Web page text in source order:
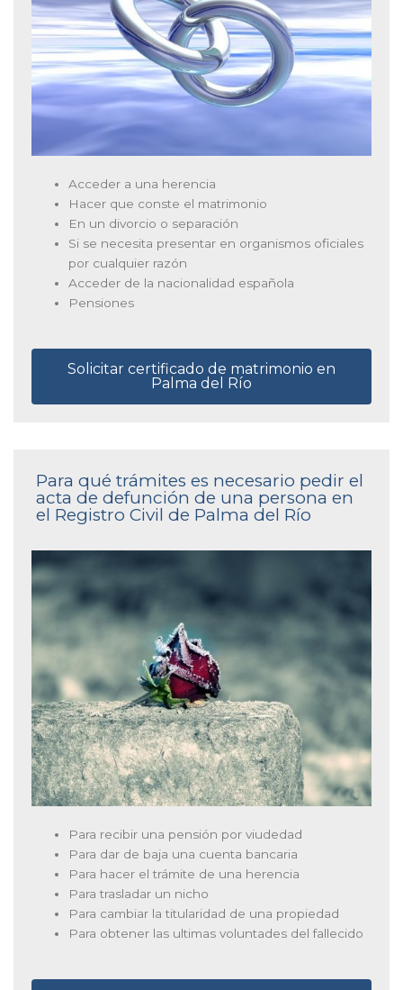
Acceder a una herencia
Hacer que conste el matrimonio
En un divorcio o separación
Si se necesita presentar en organismos oficiales
por cualquier razón
Acceder de la nacionalidad española
Pensiones
Solicitar certificado de matrimonio en
Palma del Río
Para qué trámites es necesario pedir el
acta de defunción de una persona en
el Registro Civil de Palma del Río
Para recibir una pensión por viudedad
Para dar de baja una cuenta bancaria
Para hacer el trámite de una herencia
Para trasladar un nicho
Para cambiar la titularidad de una propiedad
Para obtener las ultimas voluntades del fallecido